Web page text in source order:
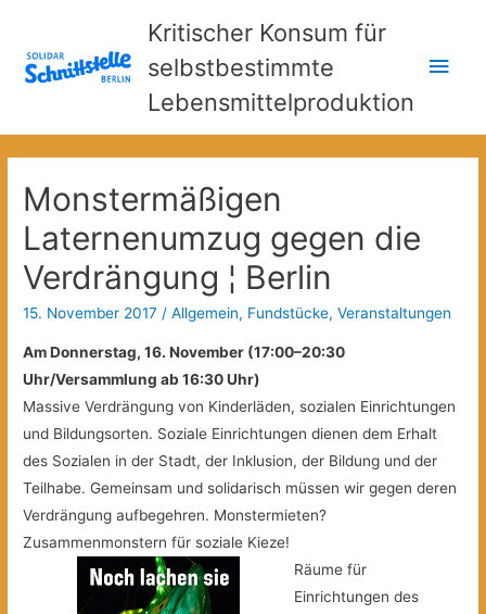
Kritischer Konsum für
selbstbestimmte
Lebensmittelproduktion
Monstermäßigen
Laternenumzug gegen die
Verdrängung ¦ Berlin
15. November 2017 /Allgemein, Fundstücke,Veranstaltungen
Am Donnerstag, 16. November (17:00–20:30
Uhr/Versammlung ab 16:30 Uhr)
Massive Verdrängung von Kinderläden, sozialen Einrichtungen
und Bildungsorten. Soziale Einrichtungen dienen dem Erhalt
des Sozialen in der Stadt, der Inklusion, der Bildung und der
Teilhabe. Gemeinsam und solidarisch müssen wir gegen deren
Verdrängung aufbegehren. Monstermieten?
Zusammenmonstern für soziale Kieze!
Räume für
Einrichtungen des